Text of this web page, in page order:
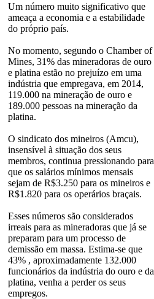
Um número muito significativo que
ameaça a economia e a estabilidade
do próprio país.
No momento, segundo o Chamber of
Mines, 31% das mineradoras de ouro
e platina estão no prejuízo em uma
indústria que empregava, em 2014,
119.000 na mineração de ouro e
189.000 pessoas na mineração da
platina.
O sindicato dos mineiros (Amcu),
insensível à situação dos seus
membros, continua pressionando para
que os salários mínimos mensais
sejam de R$3.250 para os mineiros e
R$1.820 para os operários braçais.
Esses números são considerados
irreais para as mineradoras que já se
preparam para um processo de
demissão em massa. Estima-se que
43% , aproximadamente 132.000
funcionários da indústria do ouro e da
platina, venha a perder os seus
empregos.